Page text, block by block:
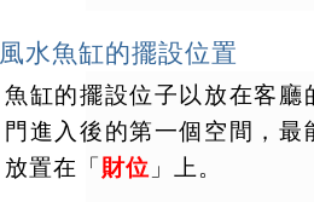
風水魚缸的擺設位置
魚缸的擺設位子以放在客
門進入後的第一個空間，
放置在「 財位 」上。